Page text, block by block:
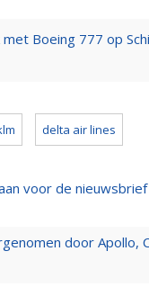
Boeing 777 op
delta air lines
voor de nieuwsbrief
door Apollo,